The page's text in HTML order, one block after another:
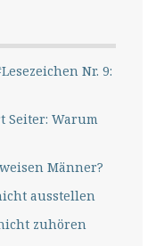
Nr. 9:
Seiter: Warum
Männer?
ausstellen
zuhören